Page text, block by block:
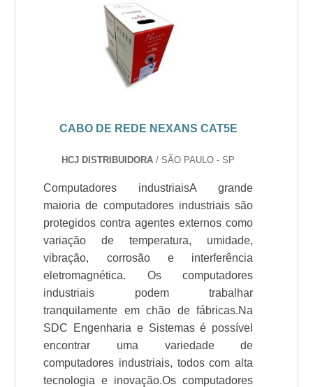
CABO DE REDE NEXANS CAT5E
HCJ DISTRIBUIDORA / SÃO PAULO - SP
Computadores industriaisA grande
maioria de computadores industriais são
protegidos contra agentes externos como
variação de temperatura, umidade,
vibração, corrosão e interferência
eletromagnética. Os computadores
industriais podem trabalhar
tranquilamente em chão de fábricas.Na
SDC Engenharia e Sistemas é possível
encontrar uma variedade de
computadores industriais, todos com alta
tecnologia e inovação.Os computadores